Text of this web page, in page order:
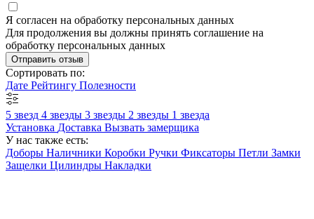
Я согласен на обработку персональных данных
Для продолжения вы должны принять соглашение на
обработку персональных данных
Отправить отзыв
Сортировать по:
Дате Рейтингу Полезности
5 звезд 4 звезды 3 звезды 2 звезды 1 звезда
Установка Доставка Вызвать замерщика
У нас также есть:
Доборы Наличники Коробки Ручки Фиксаторы Петли Замки
Защелки Цилиндры Накладки